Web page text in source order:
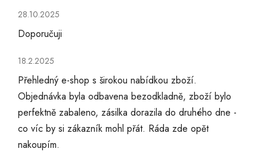
Hodnocení obchodu je 5 z 5 hvězdiček.
28.10.2025
Doporučuji
Hodnocení obchodu je 5 z 5 hvězdiček.
18.2.2025
Přehledný e-shop s širokou nabídkou zboží.
Objednávka byla odbavena bezodkladně, zboží bylo
perfektně zabaleno, zásilka dorazila do druhého dne -
co víc by si zákazník mohl přát. Ráda zde opět
nakoupím.